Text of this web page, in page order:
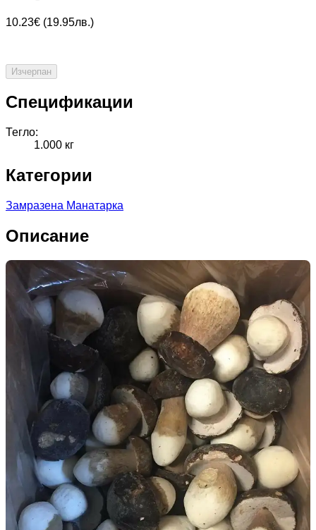
10.23€ (19.95лв.)
Изчерпан
Спецификации
Тегло:
1.000 кг
Категории
Замразена Манатарка
Описание